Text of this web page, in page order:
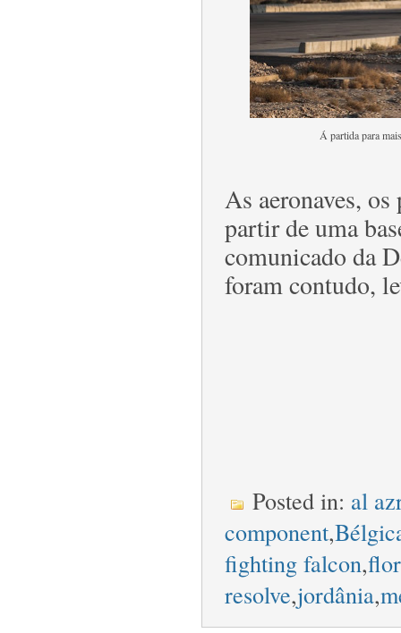
Á partida para
As aeronaves,
partir de uma
comunicado da
foram contudo,
Posted in: al
component,
fighting falcon,
resolve,jordânia,